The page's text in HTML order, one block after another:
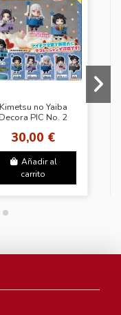
Kimetsu no Yaiba
Decora PIC No. 2
30,00 €
Añadir al
carrito